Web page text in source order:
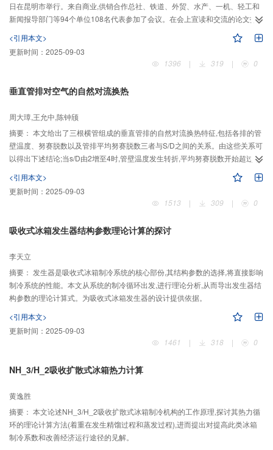
日在昆明市举行。来自商业,供销合作总社、铁道、外贸、水产、一机、轻工和
新闻报导部门等94个单位108名代表参加了会议。在会上宣读和交流的论文报
告有36篇。通过讨论,与会代表一致认为当前召开“食品冷藏链”讨论会非常必要
和及时,它标
<引用本文>
更新时间： 2025-09-03
1396
| 319 | 0
垂直管排对空气的自然对流换热
周大璋,王允中,陈钟颀
摘要： 本文给出了三根横管组成的垂直管排的自然对流换热特征,包括各排的管
壁温度、努赛脱数以及管排平均努赛脱数三者与S/D之间的关系。由这些关系可
以得出下述结论;当s/D由2增至4时,管壁温度发生转折,平均努赛脱数开始超过单
管的努赛脱数,转折点发生在GrH(H/D)~(1.25)等于7×10~7～2.5×10~8之间,此值
可用来选择经济的S/D值。当s/D由10增至20时,管壁温度回升,平均努塞特数下
降。
<引用本文>
更新时间： 2025-09-03
1513
| 309 | 0
吸收式冰箱发生器结构参数理论计算的探讨
李天立
摘要： 发生器是吸收式冰箱制冷系统的核心部份,其结构参数的选择,将直接影响
制冷系统的性能。本文从系统的制冷循环出发,进行理论分析,从而导出发生器结
构参数的理论计算式。为吸收式冰箱发生器的设计提供依据。
<引用本文>
更新时间： 2025-09-03
1461
| 318 | 0
NH_3/H_2吸收扩散式冰箱热力计算
黄逸胜
摘要： 本文论述NH_3/H_2吸收扩散式冰箱制冷机构的工作原理,探讨其热力循
环的理论计算方法(着重在发生精馏过程和蒸发过程),进而提出对提高此类冰箱
制冷系数和改善经济运行途径的见解。